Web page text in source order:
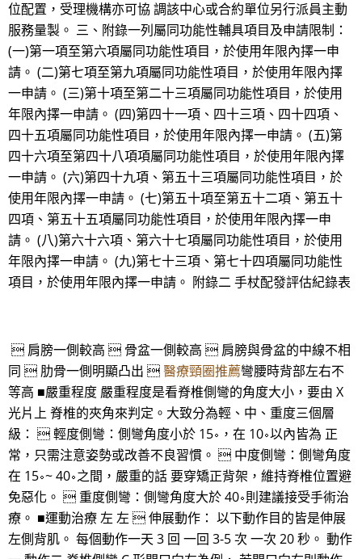
位配置，受理機構亦可協 調該中心或合約單位另行派員主動
服務量製。 三、附錄一列屬同功能性輔具項目及申請限制：
(一)第一項至第六項屬同功能性項目，於使用年限內擇一申
請。 (二)第七項至第九項屬同功能性項目，於使用年限內擇
一申請。 (三)第十項至第二十三項屬同功能性項目，於使用
年限內擇一申請。 (四)第四十一項、四十三項、四十四項、
四十五項屬同功能性項目，於使用年限內擇一申請。 (五)第
四十六項至第四十八項項屬同功能性項目，於使用年限內擇
一申請。 (六)第四十九項、第五十三項屬同功能性項目，於
使用年限內擇一申請。 (七)第五十項至第五十二項、第五十
四項、第五十五項屬同功能性項目，於使用年限內擇一申
請。 (八)第六十六項、第六十七項屬同功能性項目，於使用
年限內擇一申請。 (九)第七十三項、第七十四項屬同功能性
項目，於使用年限內擇一申請。 附錄二 手杖配發評估紀錄表
 肩膀一側較高  骨盆一側較高  肩膀與骨盆的中線不相
同  肋骨一側明顯凸出 醫療頸圈推薦彎腰時背部左右不
等高 ■嚴重程度 嚴重程度是看脊椎側彎的角度大小，要由 X
光片上 脊椎的夾角來判定。大致分為輕、中、重度三個層
級：  輕度側彎：側彎角度小於 15∘，在 10∘以內皆為 正
常，只需注意姿勢或改善不良習慣。  中度側彎：側彎角度
在 15∘~ 40∘之間，嚴重的話 要穿矯正背架，維持脊椎位置避
免惡化。  重度側彎：側彎角度大於 40∘則建議接受手術治
療。 ■運動治療 左 左  伸展動作： 以下動作目的皆是伸展
左側背肌。 每個動作一天 3 回 一回 3-5 次 一次 20 秒。 動作